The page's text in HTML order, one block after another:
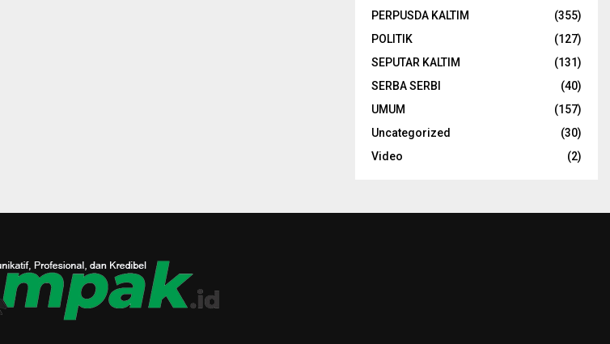
PERPUSDA KALTIM
(355)
POLITIK
(127)
SEPUTAR KALTIM
(131)
SERBA SERBI
(40)
UMUM
(157)
Uncategorized
(30)
Video
(2)